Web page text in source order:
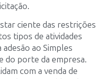
ciente das restrições
tipos de atividades
ao Simples
do porte da empresa.
com a venda de